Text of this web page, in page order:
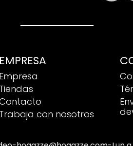
EMPRESA
Empresa
Tiendas
Trabaja con nosotros